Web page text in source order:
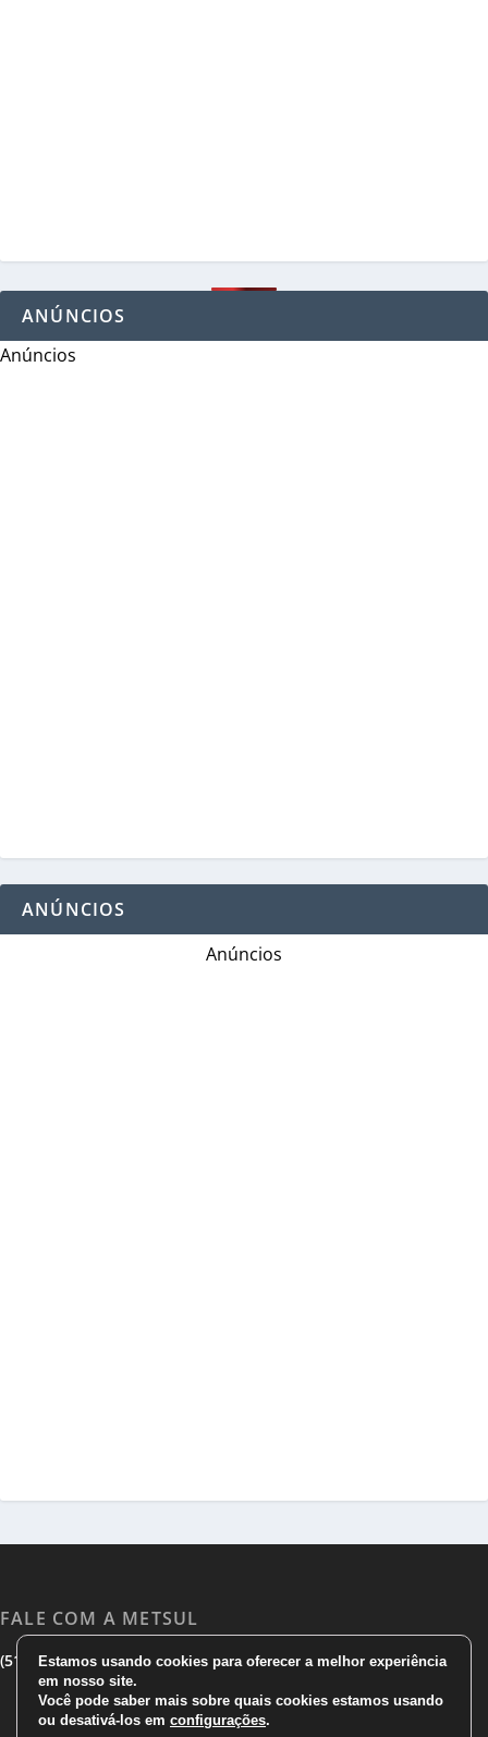
ANÚNCIOS
Anúncios
ANÚNCIOS
Anúncios
FALE COM A METSUL
(51) 3533 1983|(51)3785 7752| comercial@metsul.com
Estamos usando cookies para oferecer a melhor experiência
em nosso site.
Você pode saber mais sobre quais cookies estamos usando
ou desativá-los em configurações.